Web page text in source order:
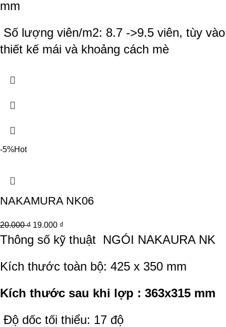
mm
Số lượng viên/m2: 8.7 ->9.5 viên, tùy vào
thiết kế mái và khoảng cách mè
-5%Hot
NAKAMURA NK06
20.000₫ 19.000 ₫
Thông số kỹ thuật NGÓI NAKAURA NK
Kích thước toàn bộ: 425 x 350 mm
Kích thước sau khi lợp : 363x315 mm
Độ dốc tối thiểu: 17 độ